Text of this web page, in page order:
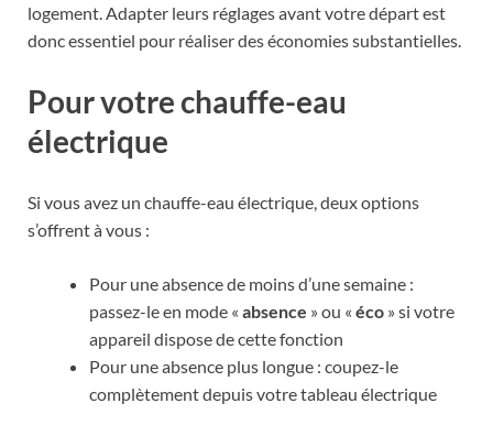
logement. Adapter leurs réglages avant votre départ est
donc essentiel pour réaliser des économies substantielles.
Pour votre chauffe-eau
électrique
Si vous avez un chauffe-eau électrique, deux options
s’offrent à vous :
Pour une absence de moins d’une semaine :
passez-le en mode « absence » ou « éco » si votre
appareil dispose de cette fonction
Pour une absence plus longue : coupez-le
complètement depuis votre tableau électrique